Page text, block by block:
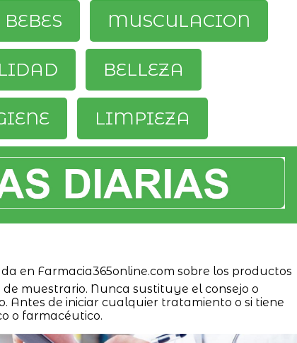
BEBES MUSCULACION
BELLEZA
LIMPIEZA
en Farmacia365online.com sobre los productos
muestrario. Nunca sustituye el consejo o
Antes de iniciar cualquier tratamiento o si tiene
o farmacéutico.